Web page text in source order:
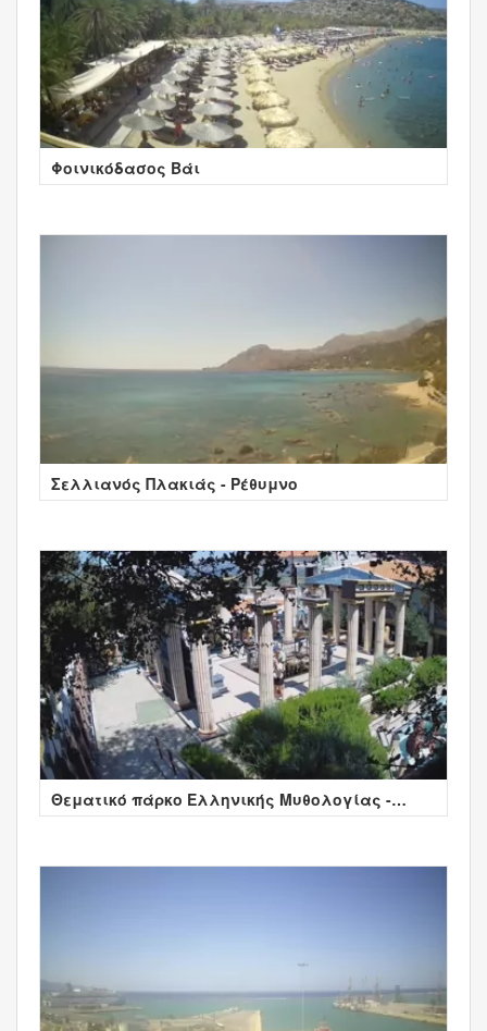
Φοινικόδασος Βάι
Σελλιανός Πλακιάς - Ρέθυμνο
Θεματικό πάρκο Ελληνικής Μυθολογίας -
Κρήτη